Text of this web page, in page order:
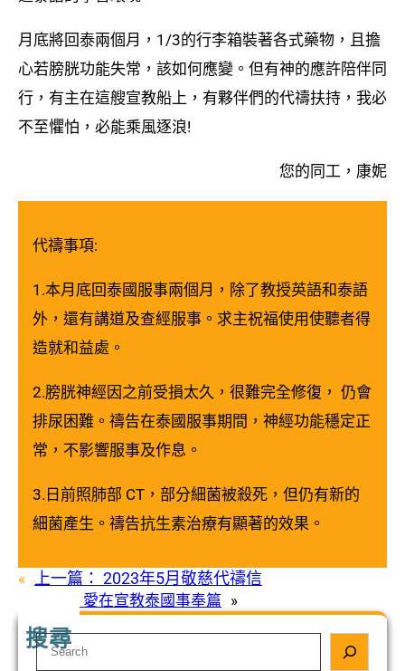
月底將回泰兩個月，1/3的行李箱裝著各式藥物，且擔
心若膀胱功能失常，該如何應變。但有神的應許陪伴同
行，有主在這艘宣教船上，有夥伴們的代禱扶持，我必
不至懼怕，必能乘風逐浪!
您的同工，康妮
代禱事項:
1.本月底回泰國服事兩個月，除了教授英語和泰語
外，還有講道及查經服事。求主祝福使用使聽者得
造就和益處。
2.膀胱神經因之前受損太久，很難完全修復， 仍會
排尿困難。禱告在泰國服事期間，神經功能穩定正
常，不影響服事及作息。
3.日前照肺部 CT，部分細菌被殺死，但仍有新的
細菌產生。禱告抗生素治療有顯著的效果。
« 上一篇： 2023年5月敬慈代禱信
愛在宣教泰國事奉篇 »
搜尋
S